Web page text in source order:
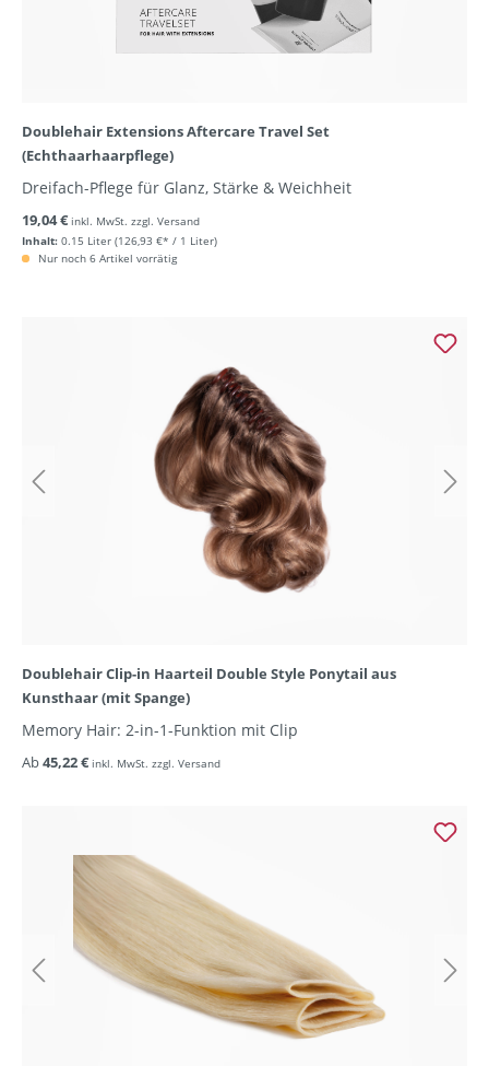
Doublehair Extensions Aftercare Travel Set
(Echthaarhaarpflege)
Dreifach-Pflege für Glanz, Stärke & Weichheit
Inhalt: 0.15 Liter (126,93 €* / 1 Liter)
19,04 € inkl. MwSt. zzgl. Versand
Nur noch 6 Artikel vorrätig
Doublehair Clip-in Haarteil Double Style Ponytail aus
Kunsthaar (mit Spange)
Memory Hair: 2-in-1-Funktion mit Clip
Ab45,22 € inkl. MwSt. zzgl. Versand